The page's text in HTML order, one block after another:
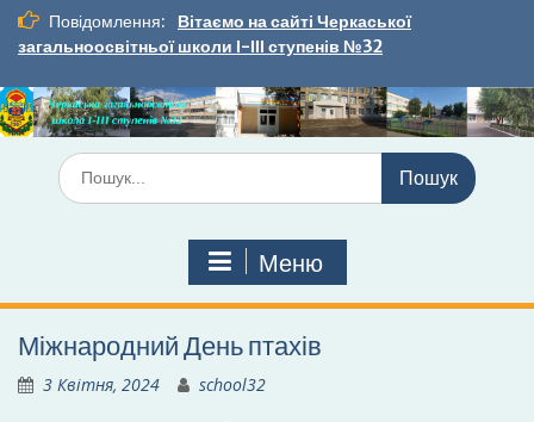
Перейти
вмісту
Повідомлення:
Вітаємо на сайті Черкаської
загальноосвітньої школи І-ІІІ ступенів №32
Шукати:
Меню
Міжнародний День птахів
3 Квітня, 2024 school32